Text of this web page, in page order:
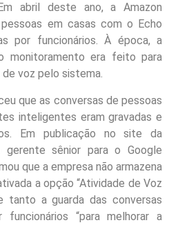
abril deste ano, a Amazon
em casas com o Echo
por funcionários. À época, a
monitoramento era feito para
voz pelo sistema.
que as conversas de pessoas
inteligentes eram gravadas e
Em publicação no site da
sênior para o Google
que a empresa não armazena
a opção “Atividade de Voz
tanto a guarda das conversas
“para melhorar a